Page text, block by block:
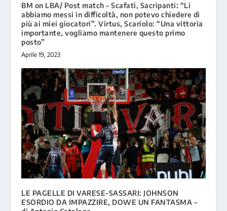
BM on LBA/ Post match – Scafati, Sacripanti: “Li
abbiamo messi in difficoltà, non potevo chiedere di
più ai miei giocatori”. Virtus, Scariolo: “Una vittoria
importante, vogliamo mantenere questo primo
posto”
Aprile 19, 2023
LE PAGELLE DI VARESE-SASSARI: JOHNSON
ESORDIO DA IMPAZZIRE, DOWE UN FANTASMA –